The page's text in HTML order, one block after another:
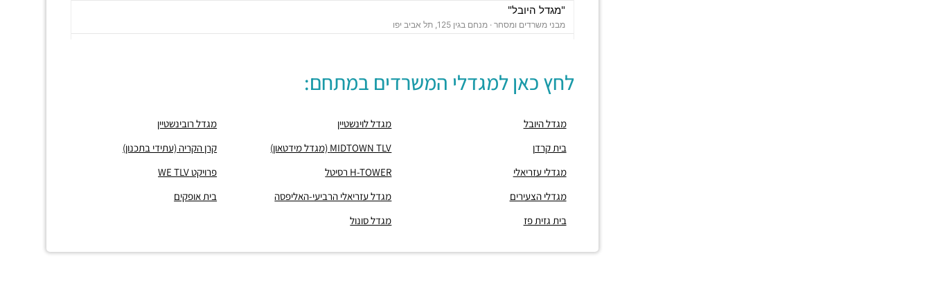
"מגדל היובל"
מבני משרדים ומסחר · מנחם בגין 125, תל אביב יפו
"מגדל לוינשטיין"
מבני משרדים ומסחר ·מנחם בגין 23, תל אביב יפו
מבני משרדים ומסחר ·
"מגדל סונול"
"מגדל עזריאלי הרביעי-האליפסה"
מבני משרדים ומסחר ·
מבני משרדים ומסחר ·
לחץ כאן למגדלי המשרדים במתחם:
מגדל היובל מגדל לוינשטיין
מגדל רובינשטיין
בית קרדן
MIDTOWN TLV (מגדל מידטאון)
קרן הקריה (עתידי בתכנון)
מגדלי עזריאלי
H-TOWER רסיטל
פרויקט WE TLV
מגדלי הצעירים
מגדל עזריאלי הרביעי-האליפסה
בית אופקים
בית גזית פז
מגדל סונול